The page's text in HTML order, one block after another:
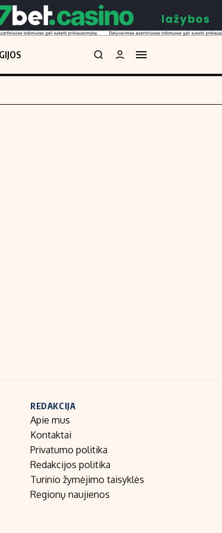
REDAKCIJA
Apie mus
Kontaktai
Privatumo politika
Redakcijos politika
Turinio žymėjimo taisyklės
Regionų naujienos